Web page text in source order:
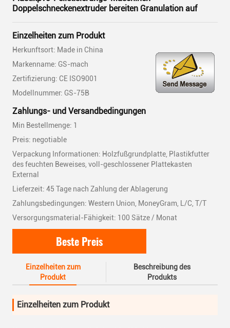
Doppelschneckenextruder bereiten Granulation auf
Einzelheiten zum Produkt
Herkunftsort: Made in China
Markenname: GS-mach
Zertifizierung: CE ISO9001
Modellnummer: GS-75B
Zahlungs- und Versandbedingungen
Min Bestellmenge: 1
Preis: negotiable
Verpackung Informationen: Holzfußgrundplatte, Plastikfutter
des feuchten Beweises, voll-geschlossener Plattekasten
External
Lieferzeit: 45 Tage nach Zahlung der Ablagerung
Zahlungsbedingungen: Western Union, MoneyGram, L/C, T/T
Versorgungsmaterial-Fähigkeit: 100 Sätze / Monat
Beste Preis
Einzelheiten zum
Produkt
Beschreibung des
Produkts
Einzelheiten zum Produkt